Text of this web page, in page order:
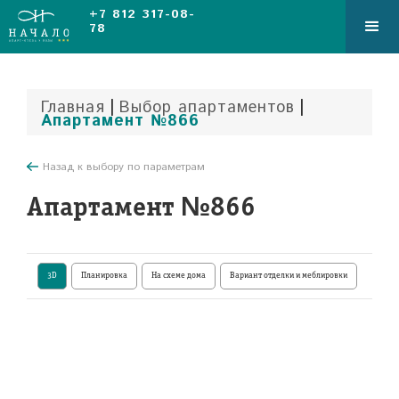
+7 812 317-08-
78
Главная | Выбор апартаментов |
Апартамент №866
Назад к выбору по параметрам
Апартамент №866
3D Планировка На схеме дома Вариант отделки и меблировки